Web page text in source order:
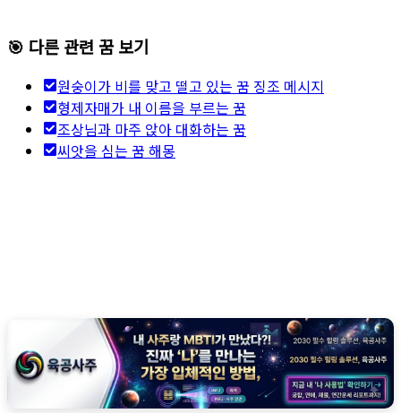
🎯 다른 관련 꿈 보기
원숭이가 비를 맞고 떨고 있는 꿈 징조 메시지
형제자매가 내 이름을 부르는 꿈
조상님과 마주 앉아 대화하는 꿈
씨앗을 심는 꿈 해몽